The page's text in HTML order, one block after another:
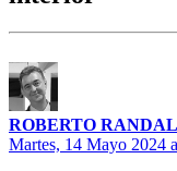
ROBERTO
Martes, 14 Mayo 2024